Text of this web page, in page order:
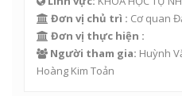
Đơn vị chủ trì : Cơ quan
Đơn vị thực hiện :
Người tham gia: Huỳnh
Hoàng Kim Toản